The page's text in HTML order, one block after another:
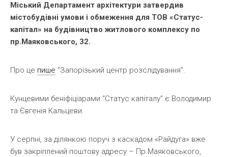
Міський Департамент архітектури затвердив
містобудівні умови і обмеження для ТОВ «Статус-
капітал» на будівництво житлового комплексу по
пр.Маяковського, 32.
Про це пише “Запорізький центр розслідування”.
Кунцевими беніфіціарами “Статус капіталу” є Володимир
та Євгенія Кальцеви.
У серпні, за ділянкою поруч з каскадом «Райдуга» вже
був закріплений поштову адресу – Пр.Маяковського,